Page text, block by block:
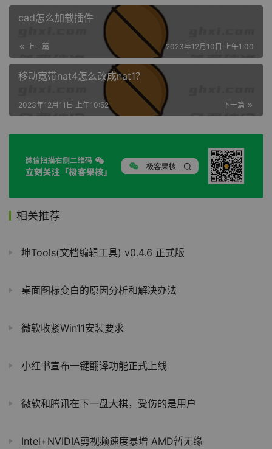
cad怎么加载插件
上一篇 2023年12月10日 上午1:00
移动宽带nat4怎么改成nat1？
下一篇
2023年12月11日 上午10:52
相关推荐
坤Tools(文档编辑工具) v0.4.6 正式版
桌面图标变白的原因分析和解决办法
微软收紧Win11安装要求
小红书宣布一键翻译功能正式上线
微软和腾讯在下一盘大棋，受伤的是用户
Intel+NVIDIA剪视频速度暴增 AMD暂无缘